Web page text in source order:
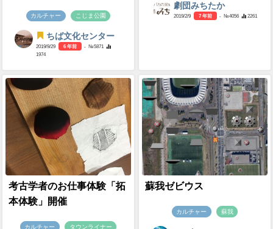
カルチャー こじま公園
ちば文化センター
2019/9/29 6 年前
- №5871
1974
劇団みちたか
2019/2/9 7 年前 - №4056 2261
考古学者のお仕事体験「拓
本体験」開催
カルチャー タウンライナー
蘇我ゼビウス
カルチャー 蘇我